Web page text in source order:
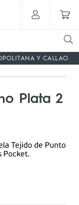
Y CALLAO
Plata 2
Tejido de Punto
Pocket.